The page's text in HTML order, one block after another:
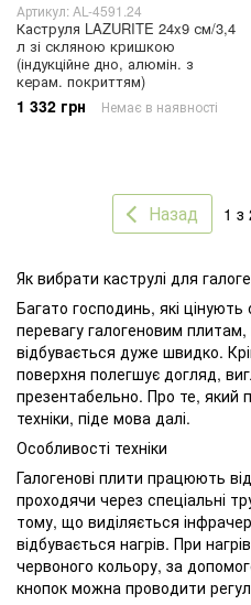
Артикул: AL-4591.24
Каструля LAZURITE 24x9 см/3,4
л зі скляною кришкою
(індукційне дно, алюмін. з
керам. покриттям)
1 332 грн Немає в наявності
Назад 1 з
Як вибрати каструлі для
Багато господинь, які
перевагу галогеновим плитам,
відбувається дуже швидко.
поверхня полегшує догляд,
презентабельно. Про те, який
техніки, піде мова далі.
Особливості техніки
Галогенові плити працюють
проходячи через спеціальні
тому, що виділяється
відбувається нагрів. При
червоного кольору, за
кнопок можна проводити